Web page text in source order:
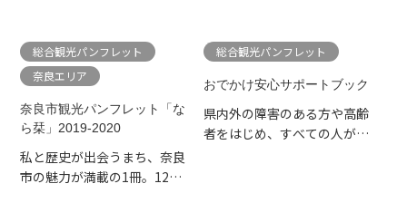
総合観光パンフレット
奈良エリア
奈良市観光パンフレット「な
ら栞」2019-2020
私と歴史が出会うまち、奈良
市の魅力が満載の1冊。12エ
総合観光パンフレット
おでかけ安心サポートブック
県内外の障害のある方や高齢
者をはじめ、すべての人が安